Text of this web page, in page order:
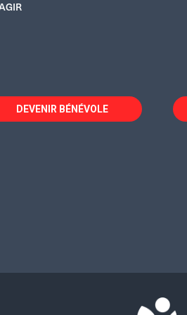
DEVENIR BÉNÉVOLE